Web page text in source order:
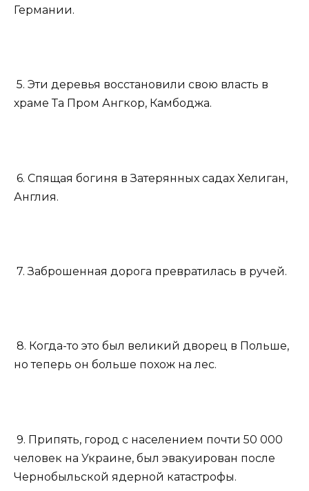
Германии.
5. Эти деревья восстановили свою власть в
храме Та Пром Ангкор, Камбоджа.
6. Спящая богиня в Затерянных садах Хелиган,
Англия.
7. Заброшенная дорога превратилась в ручей.
8. Когда-то это был великий дворец в Польше,
но теперь он больше похож на лес.
9. Припять, город с населением почти 50 000
человек на Украине, был эвакуирован после
Чернобыльской ядерной катастрофы.